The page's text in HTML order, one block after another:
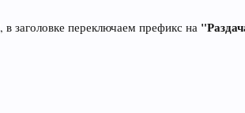
, в заголовке переключаем префикс на